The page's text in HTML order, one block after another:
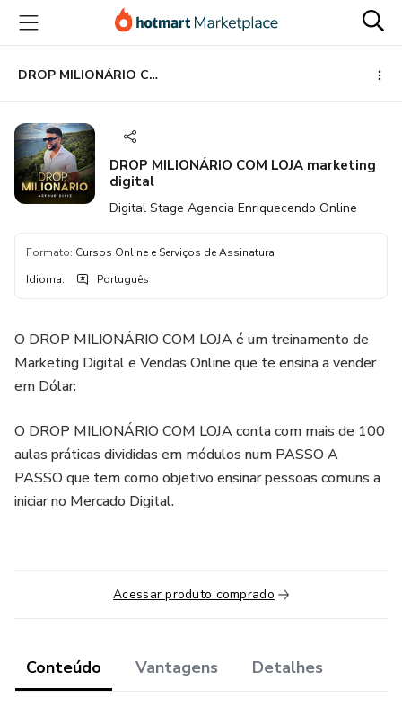
para
conteúdo
principal
para
pagamento
para
rodapé
DROP MILIONÁRIO COM LOJA marketing digital
DROP MILIONÁRIO COM LOJA marketing
digital
Digital Stage Agencia Enriquecendo Online
Formato: Cursos Online e Serviços de Assinatura
Idioma: Português
O DROP MILIONÁRIO COM LOJA é um treinamento de
Marketing Digital e Vendas Online que te ensina a vender
em Dólar:
O DROP MILIONÁRIO COM LOJA conta com mais de 100
aulas práticas divididas em módulos num PASSO A
PASSO que tem como objetivo ensinar pessoas comuns a
iniciar no Mercado Digital.
Acessar produto comprado
Conteúdo Vantagens Detalhes